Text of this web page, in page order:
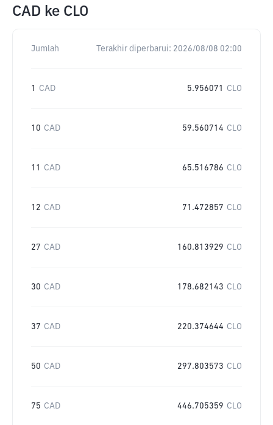
CAD ke CLO
Jumlah Terakhir diperbarui: 2026/08/08 02:00
1 CAD 5.956071 CLO
10 CAD 59.560714 CLO
11 CAD 65.516786 CLO
12 CAD 71.472857 CLO
27 CAD 160.813929 CLO
30 CAD 178.682143 CLO
37 CAD 220.374644 CLO
50 CAD 297.803573 CLO
75 CAD 446.705359 CLO